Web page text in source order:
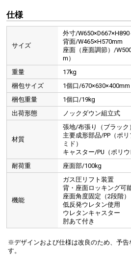
仕様
サイズ
外寸/
背面/W465×H570mm
座面（座面調節）/
m）
重量
17kg
梱包サイズ
1個口/670×630×400mm
梱包重量
1個口/19kg
出荷形態
ノックダウン組立式
材質
張地/布張り（ブラック
主要成形部品/PP（ポ
ミド）
キャスター/PU（ポリウ
耐荷重
座面部/100kg
機能
ガス圧リフト装置
背・座面ロッキング可
座面角度固定（2段階）
低反発ウレタン使用
ウレタンキャスター
肘あて付き
※デザインおよび仕様は改良のため、予告
す。